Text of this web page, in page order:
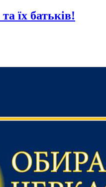
їх батьків!